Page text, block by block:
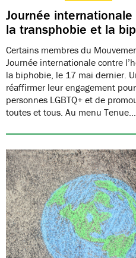
Journée
la transphobie et la
Certains membres du
Journée internationale contre
la biphobie, le 17 mai dernier.
réaffirmer leur engagement
personnes LGBTQ+ et de
toutes et tous. Au menu Tenue…